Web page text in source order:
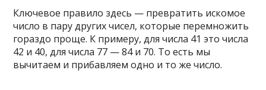
Ключевое правило здесь — превратить искомое
число в пару других чисел, которые перемножить
гораздо проще. К примеру, для числа 41 это числа
42 и 40, для числа 77 — 84 и 70. То есть мы
вычитаем и прибавляем одно и то же число.